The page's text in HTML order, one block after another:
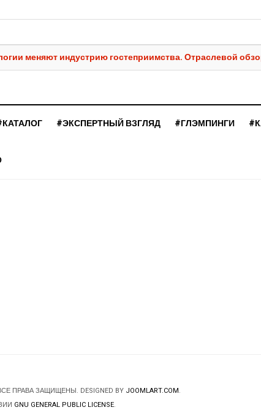
меняют индустрию гостеприимства. Отраслевой
#ЭКСПЕРТНЫЙ ВЗГЛЯД #ГЛЭМПИНГИ
ПРАВА ЗАЩИЩЕНЫ. DESIGNED BY JOOMLART.COM.
GNU GENERAL PUBLIC LICENSE.